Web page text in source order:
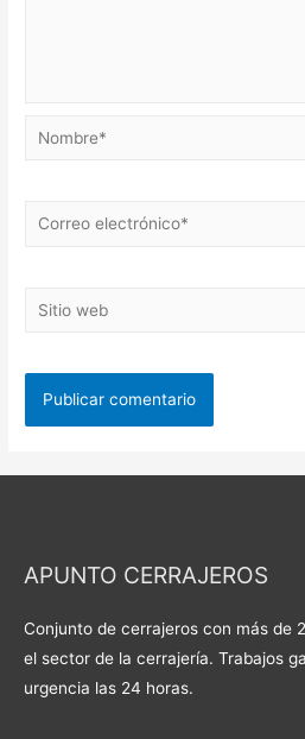
Nombre*
Correo
Sitio
APUNTO CERRAJEROS
Conjunto de cerrajeros con más de
el sector de la cerrajería. Trabajos
urgencia las 24 horas.